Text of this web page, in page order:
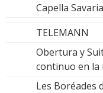
Capella Savaria
TELEMANN
Obertura y
continuo en la
Les Boréades